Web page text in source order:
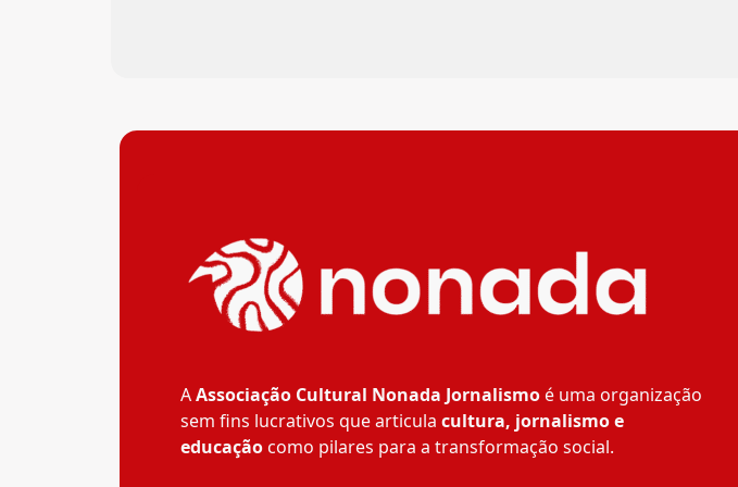
AAssociação Cultural Nonada Jornalismoé uma organização
sem fins lucrativos que articula cultura, jornalismo e
educaçãocomo pilares para a transformação social.